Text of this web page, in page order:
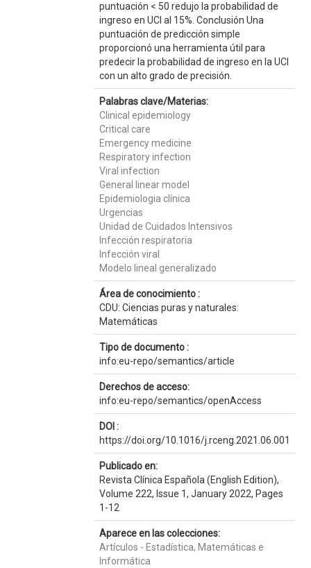
puntuación < 50 redujo la probabilidad de
ingreso en UCI al 15%. Conclusión Una
puntuación de predicción simple
proporcionó una herramienta útil para
predecir la probabilidad de ingreso en la UCI
con un alto grado de precisión.
Palabras clave/Materias:
Clinical epidemiology
Critical care
Emergency medicine
Respiratory infection
Viral infection
General linear model
Epidemiologia clínica
Urgencias
Unidad de Cuidados Intensivos
Infección respiratoria
Infección viral
Modelo lineal generalizado
Área de conocimiento :
CDU: Ciencias puras y naturales:
Matemáticas
Tipo de documento :
info:eu-repo/semantics/article
Derechos de acceso:
info:eu-repo/semantics/openAccess
DOI :
https://doi.org/10.1016/j.rceng.2021.06.001
Publicado en:
Revista Clínica Española (English Edition),
Volume 222, Issue 1, January 2022, Pages
1-12
Aparece en las colecciones:
Artículos - Estadística, Matemáticas e
Informática